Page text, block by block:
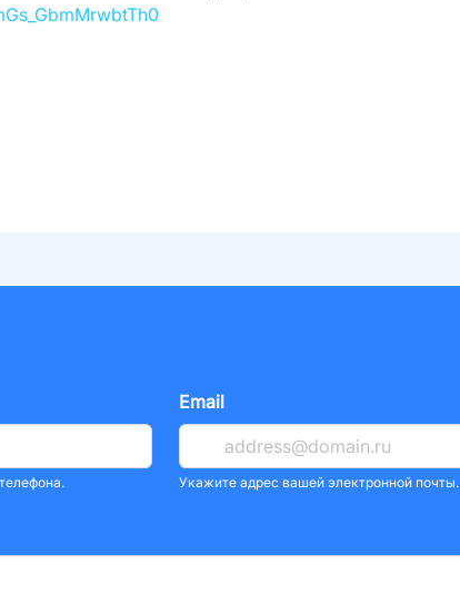
Email
Укажите адрес вашей электронной почты.